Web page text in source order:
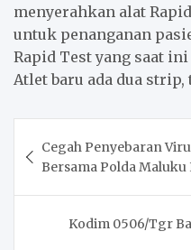
menyerahkan alat
untuk penanganan
Rapid Test yang saat
Atlet baru ada dua strip,
navigation
Cegah Penyebaran
Bersama Polda
Kodim 0506/Tgr